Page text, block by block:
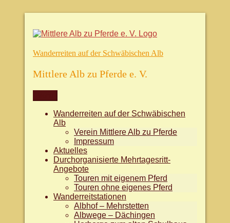
Zum
springen
Wanderreiten auf der Schwäbischen Alb
Mittlere Alb zu Pferde e. V.
Wanderreiten auf der Schwäbischen
Alb
Verein Mittlere Alb zu Pferde
Impressum
Aktuelles
Durchorganisierte Mehrtagesritt-
Angebote
Touren mit eigenem Pferd
Touren ohne eigenes Pferd
Wanderreitstationen
Albhof – Mehrstetten
Albwege – Dächingen